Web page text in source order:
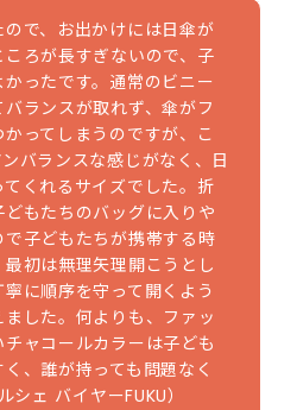
で、お出かけには日傘が
ろが長すぎないので、子
ったです。通常のビニー
ランスが取れず、傘がフ
ってしまうのですが、こ
バランスな感じがなく、日
くれるサイズでした。折
もたちのバッグに入りや
子どもたちが携帯する時
初は無理矢理開こうとし
に順序を守って開くよう
した。何よりも、ファッ
ャコールカラーは子ども
、誰が持っても問題なく
シェ バイヤーFUKU）